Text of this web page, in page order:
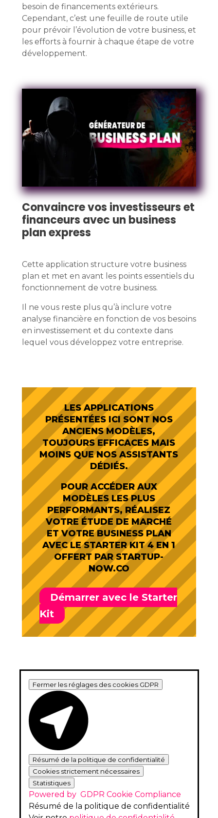
besoin de financements extérieurs.
Cependant, c’est une feuille de route utile
pour prévoir l’évolution de votre business, et
les efforts à fournir à chaque étape de votre
développement.
Convaincre vos investisseurs et
financeurs avec un business
plan express
Cette application structure votre business
plan et met en avant les points essentiels du
fonctionnement de votre business.
Il ne vous reste plus qu’à inclure votre
analyse financière en fonction de vos besoins
en investissement et du contexte dans
lequel vous développez votre entreprise.
LES APPLICATIONS
PRÉSENTÉES ICI SONT NOS
ANCIENS MODÈLES,
TOUJOURS EFFICACES MAIS
MOINS QUE NOS ASSISTANTS
DÉDIÉS.
POUR ACCÉDER AUX
MODÈLES LES PLUS
PERFORMANTS, RÉALISEZ
VOTRE ÉTUDE DE MARCHÉ
ET VOTRE BUSINESS PLAN
AVEC LE STARTER KIT 4 EN 1
OFFERT PAR STARTUP-
NOW.CO
Démarrer avec le Starter
Kit
Fermer les réglages des cookies GDPR
Résumé de la politique de confidentialité
Cookies strictement nécessaires
Statistiques
Powered by GDPR Cookie Compliance
Résumé de la politique de confidentialité